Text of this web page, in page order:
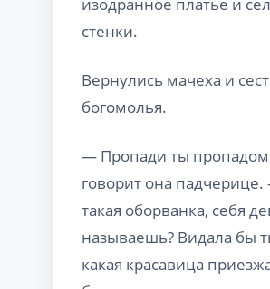
стенки.
Вернулись мачеха и
богомолья.
— Пропади ты
говорит она
такая оборванка, себя
называешь? Видала бы
какая красавица